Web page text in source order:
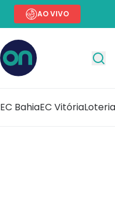
AO VIVO
EC BahiaEC Vitória